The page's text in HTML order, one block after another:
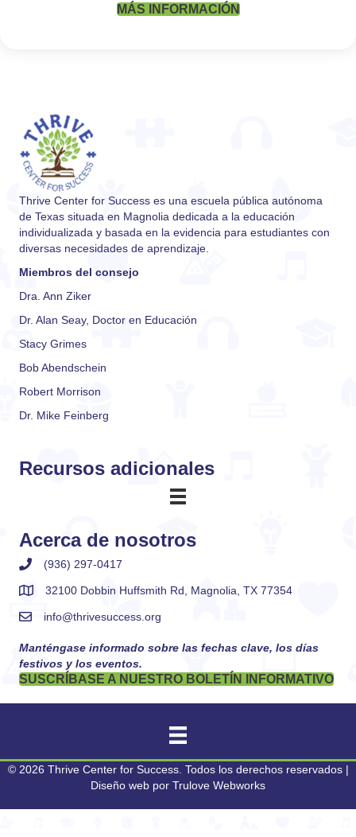
MÁS INFORMACIÓN
Thrive Center for Success es una escuela pública autónoma
de Texas situada en Magnolia dedicada a la educación
individualizada y basada en la evidencia para estudiantes con
diversas necesidades de aprendizaje.
Miembros del consejo
Dra. Ann Ziker
Dr. Alan Seay, Doctor en Educación
Stacy Grimes
Bob Abendschein
Robert Morrison
Dr. Mike Feinberg
Recursos adicionales
Acerca de nosotros
(936) 297-0417
32100 Dobbin Huffsmith Rd, Magnolia, TX 77354
info@thrivesuccess.org
Manténgase informado sobre las fechas clave, los días
festivos y los eventos.
SUSCRÍBASE A NUESTRO BOLETÍN INFORMATIVO
© 2026 Thrive Center for Success. Todos los derechos reservados |
Diseño web por Trulove Webworks